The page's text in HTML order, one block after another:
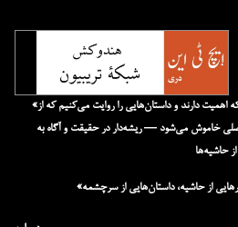
«ما صداهایی را بازتاب می‌دهیم که اهمیت دارند و داستان‌هایی را روایت می‌کنیم که از
خاموش می‌شود — ریشه‌دار در حقیقت و آگاه به